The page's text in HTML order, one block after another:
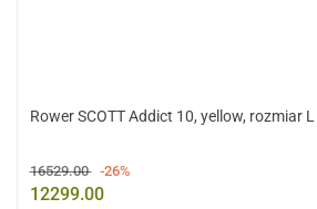
Rower SCOTT Addict 10, yellow, rozmiar L
16529.00 -26%
12299.00